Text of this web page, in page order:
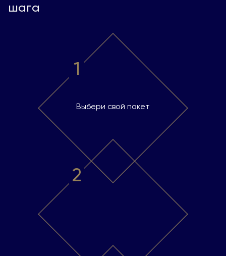
шага
Выбери свой пакет
1
2